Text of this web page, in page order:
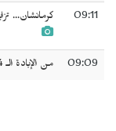
09:11 كرمانشان...
09:09 من الإبادة الـ 74 إلى رحلة البحث عن الهوية والعدالة (3)